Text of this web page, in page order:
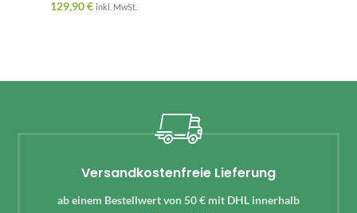
129,90€ inkl. MwSt.
Versandkostenfreie Lieferung
ab einem Bestellwert von 50 € mit DHL innerhalb